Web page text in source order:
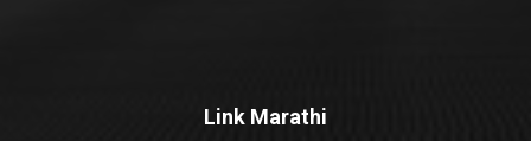
Link Marathi